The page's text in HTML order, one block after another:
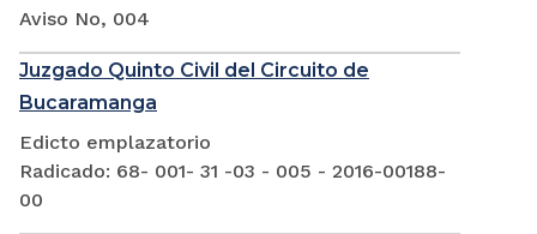
Aviso No, 004
Juzgado Quinto Civil del Circuito de
Bucaramanga
Edicto emplazatorio
Radicado: 68- 001- 31 -03 - 005 - 2016-00188-
00